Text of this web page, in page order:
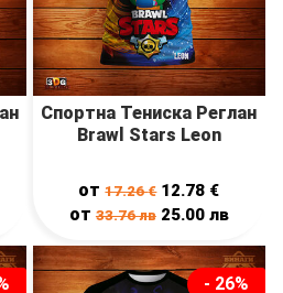
Спортна Тениска Реглан
Brawl Stars Leon
от17.26€ 12.78 €
от 33.76лв 25.00 лв
- 26%